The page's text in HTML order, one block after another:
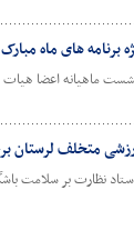
برنامه های ماه
ماهیانه اعضا هیات
متخلف لرستان
نظارت بر سلامت